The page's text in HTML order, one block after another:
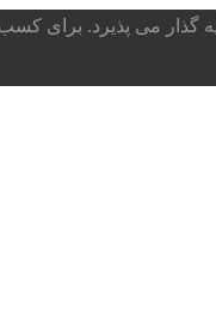
پذیرد. برای کسب اطلاعات